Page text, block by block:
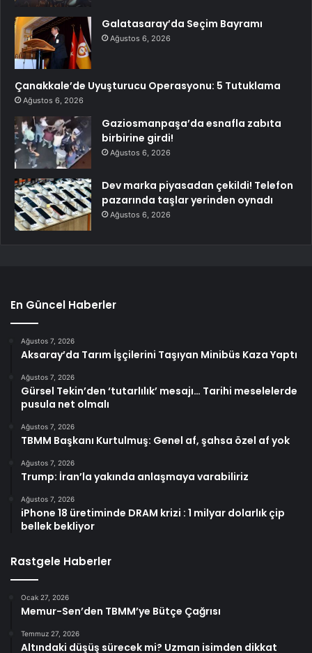
Galatasaray’da Seçim Bayramı
Ağustos 6, 2026
Çanakkale’de Uyuşturucu Operasyonu: 5 Tutuklama
Ağustos 6, 2026
Gaziosmanpaşa’da esnafla zabıta
birbirine girdi!
Ağustos 6, 2026
Dev marka piyasadan çekildi! Telefon
pazarında taşlar yerinden oynadı
Ağustos 6, 2026
En Güncel Haberler
Ağustos 7, 2026
Aksaray’da Tarım İşçilerini Taşıyan Minibüs Kaza Yaptı
Ağustos 7, 2026
Gürsel Tekin’den ‘tutarlılık’ mesajı… Tarihi meselelerde
pusula net olmalı
Ağustos 7, 2026
TBMM Başkanı Kurtulmuş: Genel af, şahsa özel af yok
Ağustos 7, 2026
Trump: İran’la yakında anlaşmaya varabiliriz
Ağustos 7, 2026
iPhone 18 üretiminde DRAM krizi : 1 milyar dolarlık çip
bellek bekliyor
Rastgele Haberler
Ocak 27, 2026
Memur-Sen’den TBMM’ye Bütçe Çağrısı
Temmuz 27, 2026
Altındaki düşüş sürecek mi? Uzman isimden dikkat